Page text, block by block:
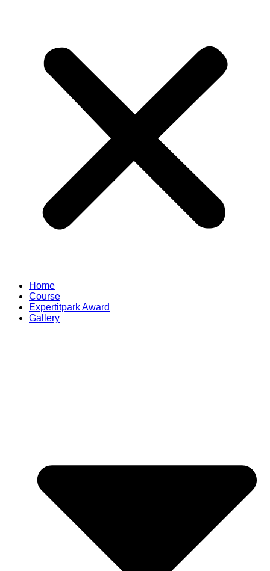
Home
Course
Expertitpark Award
Gallery